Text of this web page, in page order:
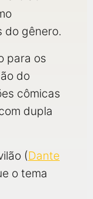
do gênero.
para os
do
cômicas
dupla
(Dante
o tema